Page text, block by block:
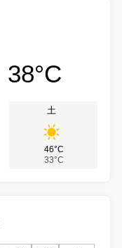
38°C
土
46°C
33°C